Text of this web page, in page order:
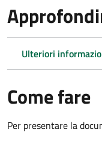
Ulteriori
Come fare
Per presentare la